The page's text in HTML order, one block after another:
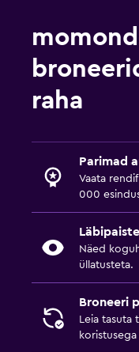
raha
Parimad
Vaata
000
Näed
üllatusteta.
Broneeri
Leia tasuta